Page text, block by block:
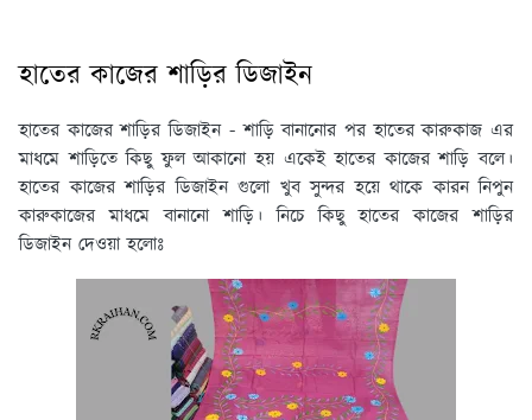
হাতের কাজের শাড়ির ডিজাইন
হাতের কাজের শাড়ির ডিজাইন- শাড়ি বানানোর পর হাতের কারুকাজ এর
মাধমে শাড়িতে কিছু ফুল আকানো হয় একেই হাতের কাজের শাড়ি বলে।
হাতের কাজের শাড়ির ডিজাইন গুলো খুব সুন্দর হয়ে থাকে কারন নিপুন
কারুকাজের মাধমে বানানো শাড়ি। নিচে কিছু হাতের কাজের শাড়ির
ডিজাইন দেওয়া হলোঃ